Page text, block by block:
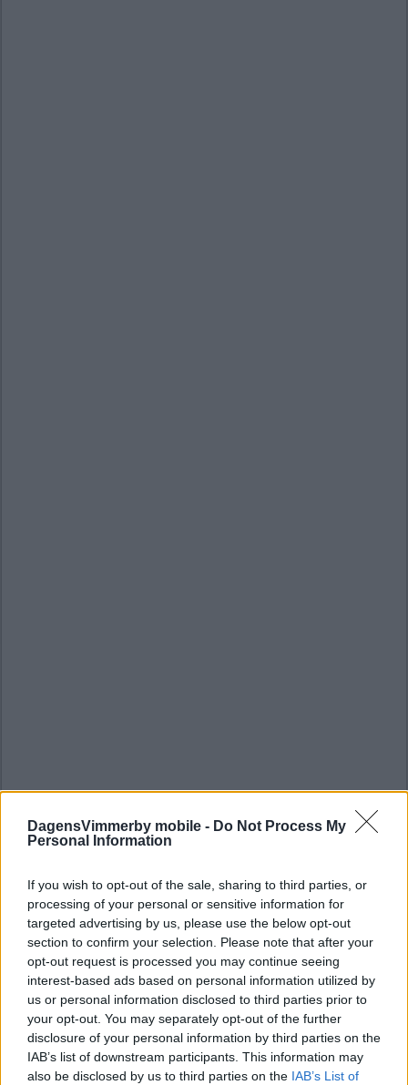
DagensVimmerby mobile - Do Not Process My
Personal Information
If you wish to opt-out of the sale, sharing to third parties, or
processing of your personal or sensitive information for
targeted advertising by us, please use the below opt-out
section to confirm your selection. Please note that after your
opt-out request is processed you may continue seeing
interest-based ads based on personal information utilized by
us or personal information disclosed to third parties prior to
your opt-out. You may separately opt-out of the further
disclosure of your personal information by third parties on the
IAB’s list of downstream participants. This information may
also be disclosed by us to third parties on the IAB’s List of